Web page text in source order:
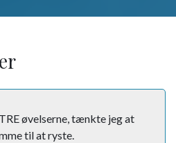
øvelserne, tænkte jeg at
til at ryste.